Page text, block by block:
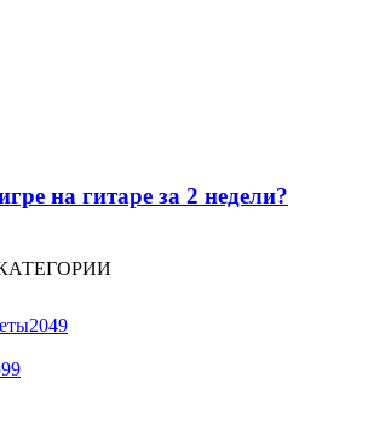
на гитаре за 2 недели?
2049